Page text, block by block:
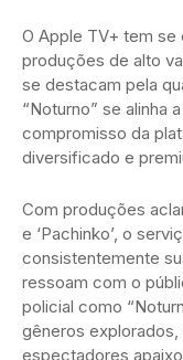
O Apple TV+ tem se
produções de alto
se destacam pela
“Noturno” se alinha
compromisso da
diversificado e
Com produções
e ‘Pachinko’, o
consistentemente
ressoam com o
policial como
gêneros
espectadores